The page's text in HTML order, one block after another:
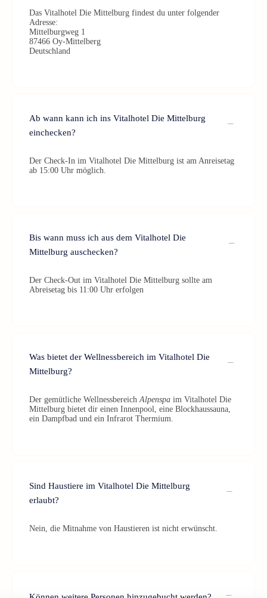
Das Vitalhotel Die Mittelburg findest du unter folgender
Adresse:
Mittelburgweg 1
87466 Oy-Mittelberg
Deutschland
Ab wann kann ich ins Vitalhotel Die Mittelburg
einchecken?
Der Check-In im Vitalhotel Die Mittelburg ist am Anreisetag
ab 15:00 Uhr möglich.
Bis wann muss ich aus dem Vitalhotel Die
Mittelburg auschecken?
Der Check-Out im Vitalhotel Die Mittelburg sollte am
Abreisetag bis 11:00 Uhr erfolgen
Was bietet der Wellnessbereich im Vitalhotel Die
Mittelburg?
Der gemütliche WellnessbereichAlpenspa im Vitalhotel Die
Mittelburg bietet dir einen Innenpool, eine Blockhaussauna,
ein Dampfbad und ein Infrarot Thermium.
Sind Haustiere im Vitalhotel Die Mittelburg
erlaubt?
Nein, die Mitnahme von Haustieren ist nicht erwünscht.